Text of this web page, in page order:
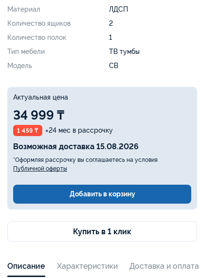
Материал
ЛДСП
Количество ящиков
2
Количество полок
1
Тип мебели
ТВ тумбы
Модель
СВ
Актуальная цена
34 999 ₸
1 459 ₸ ×24 мес в рассрочку
Возможная доставка 15.08.2026
*Оформляя рассрочку вы соглашаетесь на условия
Публичной оферты
Добавить в корзину
Купить в 1 клик
Описание Характеристики Доставка и оплата